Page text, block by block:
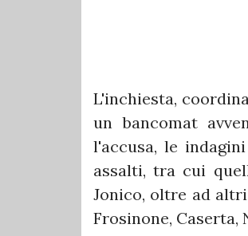
L'inchiesta,
un bancomat
l'accusa, le
assalti, tra cui
Jonico, oltre ad
Frosinone, Caserta,